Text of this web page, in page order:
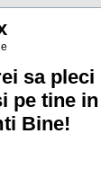
sa pleci
pe tine in
Bine!